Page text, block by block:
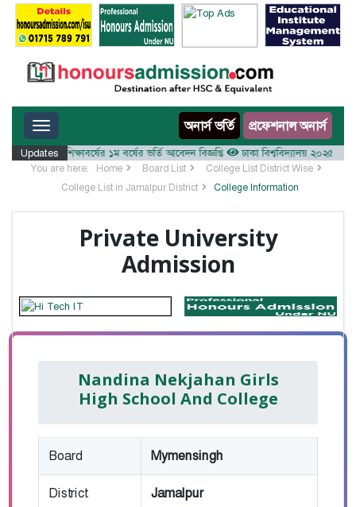
Toggle navigation অনার্স ভর্তি প্রফেশনাল অনার্স
Updates
২০২৫-২৬ শিক্ষাবর্ষের ১ম বর্ষের ভর্তি আবেদন বিজ্ঞপ্তি ঢাকা বিশ্ববিদ্যালয় ২০২৫-২৬
You are here: Home Board List
College List District Wise
College List in Jamalpur District
College Information
Private University
Admission
Nandina Nekjahan Girls
High School And College
Board Mymensingh
District Jamalpur